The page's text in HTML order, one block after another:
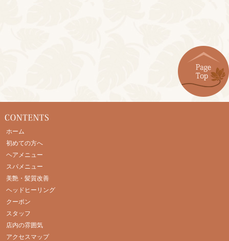
ホーム
初めての方へ
ヘアメニュー
スパメニュー
美艶・髪質改善
ヘッドヒーリング
クーポン
スタッフ
店内の雰囲気
アクセスマップ